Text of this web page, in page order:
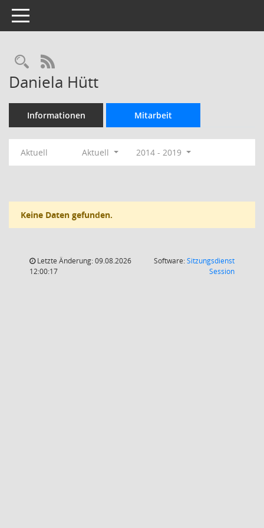
Toggle navigation
Rechercheauswahl
RSS-Feed
Daniela Hütt
Informationen Mitarbeit
Aktuell Aktuell 2014 - 2019
Keine Daten gefunden.
Letzte Änderung: 09.08.2026
12:00:17
Software:Sitzungsdienst
Session(Wird in